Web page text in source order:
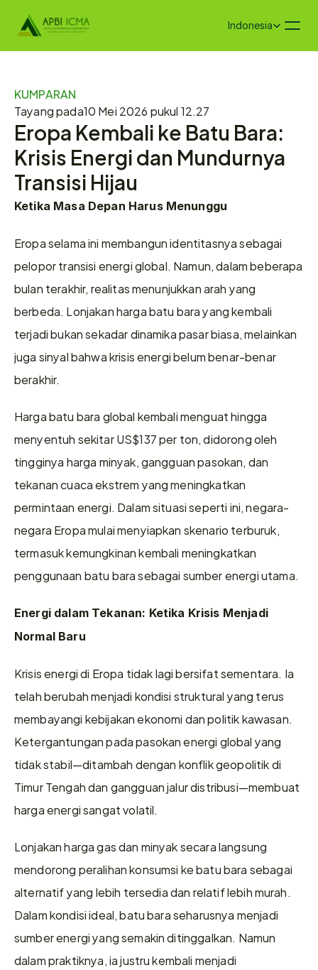
Select Language
Indonesia
KUMPARAN
Tayang pada10 Mei 2026 pukul 12.27
Eropa Kembali ke Batu Bara:
Krisis Energi dan Mundurnya
Transisi Hijau
Ketika Masa Depan Harus Menunggu
Eropa selama ini membangun identitasnya sebagai
pelopor transisi energi global. Namun, dalam beberapa
bulan terakhir, realitas menunjukkan arah yang
berbeda. Lonjakan harga batu bara yang kembali
terjadi bukan sekadar dinamika pasar biasa, melainkan
juga sinyal bahwa krisis energi belum benar-benar
berakhir.
Harga batu bara global kembali menguat hingga
menyentuh sekitar US$137 per ton, didorong oleh
tingginya harga minyak, gangguan pasokan, dan
tekanan cuaca ekstrem yang meningkatkan
permintaan energi. Dalam situasi seperti ini, negara-
negara Eropa mulai menyiapkan skenario terburuk,
termasuk kemungkinan kembali meningkatkan
penggunaan batu bara sebagai sumber energi utama.
Energi dalam Tekanan: Ketika Krisis Menjadi
Normal Baru
Krisis energi di Eropa tidak lagi bersifat sementara. Ia
telah berubah menjadi kondisi struktural yang terus
membayangi kebijakan ekonomi dan politik kawasan.
Ketergantungan pada pasokan energi global yang
tidak stabil—ditambah dengan konflik geopolitik di
Timur Tengah dan gangguan jalur distribusi—membuat
harga energi sangat volatil.
Lonjakan harga gas dan minyak secara langsung
mendorong peralihan konsumsi ke batu bara sebagai
alternatif yang lebih tersedia dan relatif lebih murah.
Dalam kondisi ideal, batu bara seharusnya menjadi
sumber energi yang semakin ditinggalkan. Namun
dalam praktiknya, ia justru kembali menjadi